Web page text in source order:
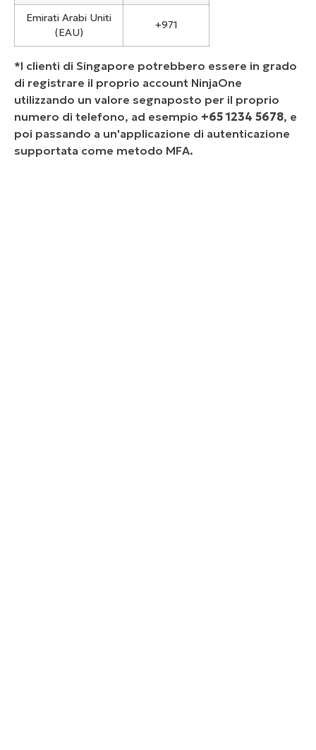
Emirati Arabi Uniti
(EAU)
+971
*I clienti di Singapore potrebbero essere in grado
di registrare il proprio account NinjaOne
utilizzando un valore segnaposto per il proprio
numero di telefono, ad esempio +65 1234 5678, e
poi passando a un'applicazione di autenticazione
supportata come metodo MFA.